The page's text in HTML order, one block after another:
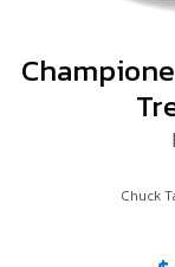
Chuck